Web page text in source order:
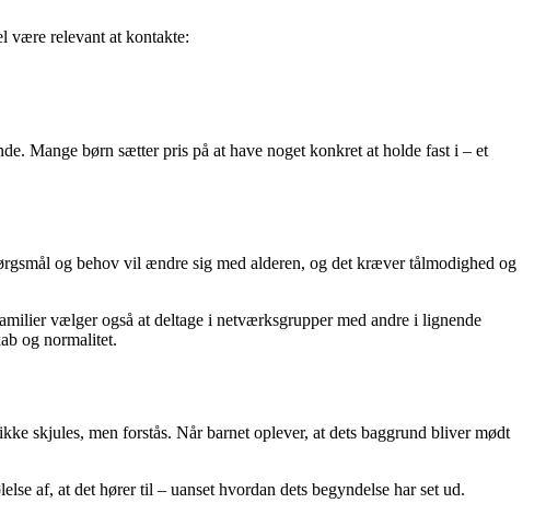
være relevant at kontakte:
Mange børn sætter pris på at have noget konkret at holde fast i – et
og behov vil ændre sig med alderen, og det kræver tålmodighed og
vælger også at deltage i netværksgrupper med andre i lignende
og normalitet.
skjules, men forstås. Når barnet oplever, at dets baggrund bliver mødt
af, at det hører til – uanset hvordan dets begyndelse har set ud.